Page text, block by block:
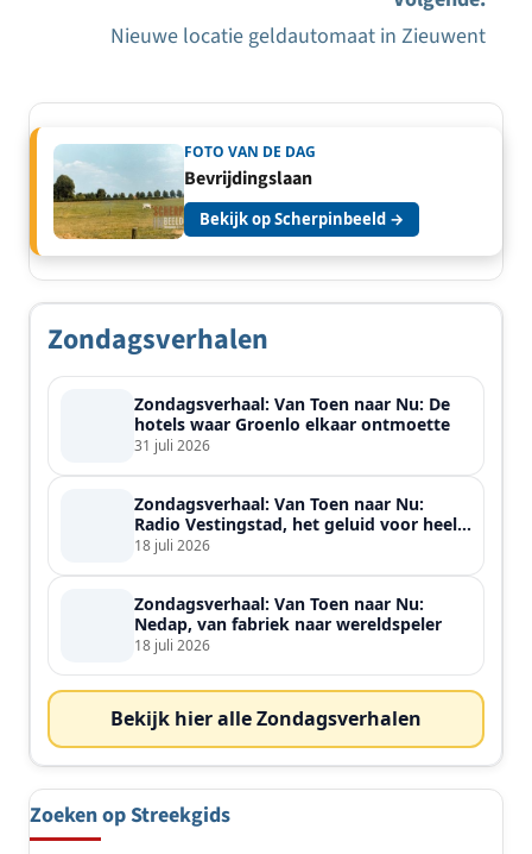
Nieuwe locatie geldautomaat in Zieuwent
FOTO VAN DE DAG
Bevrijdingslaan
Bekijk op Scherpinbeeld →
Zondagsverhalen
Zondagsverhaal: Van Toen naar Nu: De
hotels waar Groenlo elkaar ontmoette
31 juli 2026
Zondagsverhaal: Van Toen naar Nu:
Radio Vestingstad, het geluid voor heel
de streek
18 juli 2026
Zondagsverhaal: Van Toen naar Nu:
Nedap, van fabriek naar wereldspeler
18 juli 2026
Bekijk hier alle Zondagsverhalen
Zoeken op Streekgids